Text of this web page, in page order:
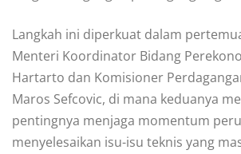
Langkah ini diperkuat dalam
Menteri Koordinator Bidang
Hartarto dan Komisioner
Maros Sefcovic, di mana keduanya
pentingnya menjaga momentum
menyelesaikan isu-isu teknis yang